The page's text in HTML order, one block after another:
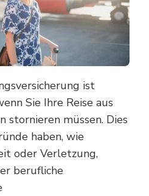
ist
Sie Ihre Reise aus
stornieren müssen. Dies
haben, wie
oder Verletzung,
berufliche